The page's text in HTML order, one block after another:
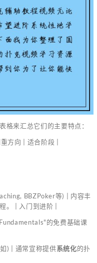
格来汇总它们的主要特点：
方向 | 适合阶段 |
BBZPoker等) | 内容丰
。 | 入门到进阶 |
的免费基础课
) | 通常宣称提供系统化的扑